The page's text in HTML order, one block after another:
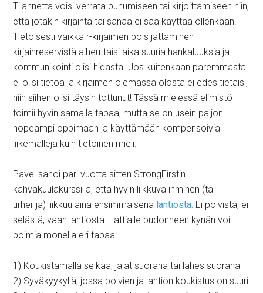
Tilannetta voisi verrata puhumiseen tai kirjoittamiseen niin,
että jotakin kirjainta tai sanaa ei saa käyttää ollenkaan.
Tietoisesti vaikka r-kirjaimen pois jättäminen
kirjainreservistä aiheuttaisi aika suuria hankaluuksia ja
kommunikointi olisi hidasta. Jos kuitenkaan paremmasta
ei olisi tietoa ja kirjaimen olemassa olosta ei edes tietäisi,
niin siihen olisi täysin tottunut! Tässä mielessä elimistö
toimii hyvin samalla tapaa, mutta se on usein paljon
nopeampi oppimaan ja käyttämään kompensoivia
liikemalleja kuin tietoinen mieli.
Pavel sanoi pari vuotta sitten StrongFirstin
kahvakuulakurssilla, että hyvin liikkuva ihminen (tai
urheilija) liikkuu aina ensimmäisenä lantiosta. Ei polvista, ei
selästä, vaan lantiosta. Lattialle pudonneen kynän voi
poimia monella eri tapaa:
1) Koukistamalla selkää, jalat suorana tai lähes suorana
2) Syväkyykyllä, jossa polvien ja lantion koukistus on suuri